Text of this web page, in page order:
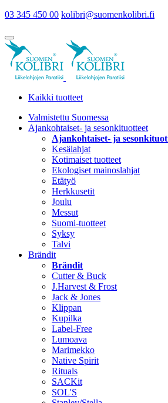
03 345 450 00 kolibri@suomenkolibri.fi
Kaikki tuotteet
Valmistettu Suomessa
Ajankohtaiset- ja sesonkituotteet
Ajankohtaiset- ja
Kesälahjat
Kotimaiset tuotteet
Ekologiset mainoslahjat
Etätyö
Herkkusetit
Joulu
Messut
Suomi-tuotteet
Syksy
Talvi
Brändit
Brändit
Cutter & Buck
J.Harvest & Frost
Jack & Jones
Klippan
Kupilka
Label-Free
Lumoava
Marimekko
Native Spirit
Rituals
SACKit
SOL'S